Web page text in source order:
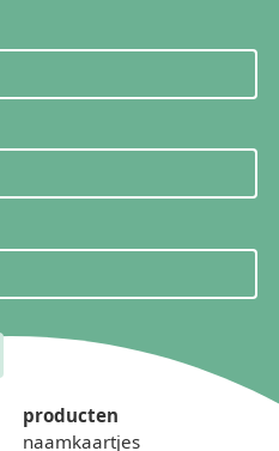
producten
naamkaartjes